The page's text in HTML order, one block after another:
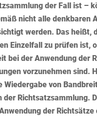
der Fall ist –
nicht alle denkbaren
werden. Das heißt,
Einzelfall zu prüfen ist,
bei der Anwendung der
vorzunehmen sind.
Wiedergabe von
der Richtsatzsammlung.
der Richtsätze